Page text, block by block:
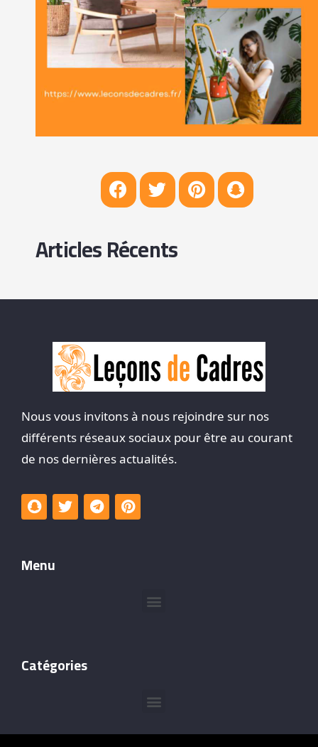
Articles Récents
Nous vous invitons à nous rejoindre sur nos
différents réseaux sociaux pour être au courant
de nos dernières actualités.
Menu
Catégories